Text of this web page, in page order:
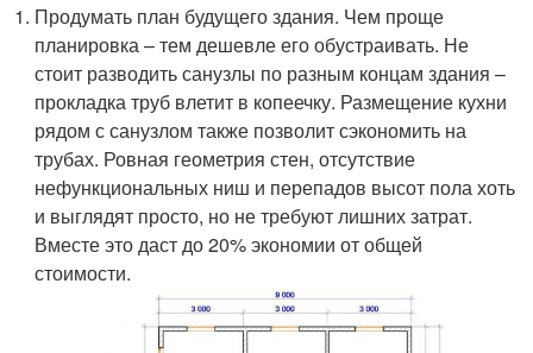
Продумать план будущего здания. Чем проще
планировка – тем дешевле его обустраивать. Не
стоит разводить санузлы по разным концам здания –
прокладка труб влетит в копеечку. Размещение кухни
рядом с санузлом также позволит сэкономить на
трубах. Ровная геометрия стен, отсутствие
нефункциональных ниш и перепадов высот пола хоть
и выглядят просто, но не требуют лишних затрат.
Вместе это даст до 20% экономии от общей
стоимости.